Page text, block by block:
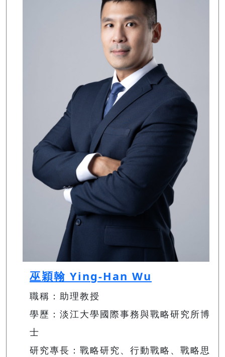
巫穎翰 Ying-Han Wu
職稱：助理教授
學歷：淡江大學國際事務與戰略研究所博
士
研究專長：戰略研究、行動戰略、戰略思